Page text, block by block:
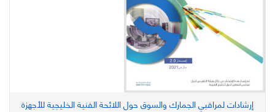
إرشادات لمراقبي الجمارك والسوق حول اللائحة الفنية الخليجية للأجهزة